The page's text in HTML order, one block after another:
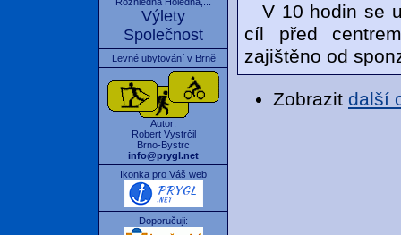
Výlety
Společnost
Levné ubytování v Brně
Autor:
Robert Vystrčil
Brno-Bystrc
info@prygl.net
Ikonka pro Váš web
Doporučuji:
V 10 hodin se
cíl před
zajištěno od
Zobrazit další